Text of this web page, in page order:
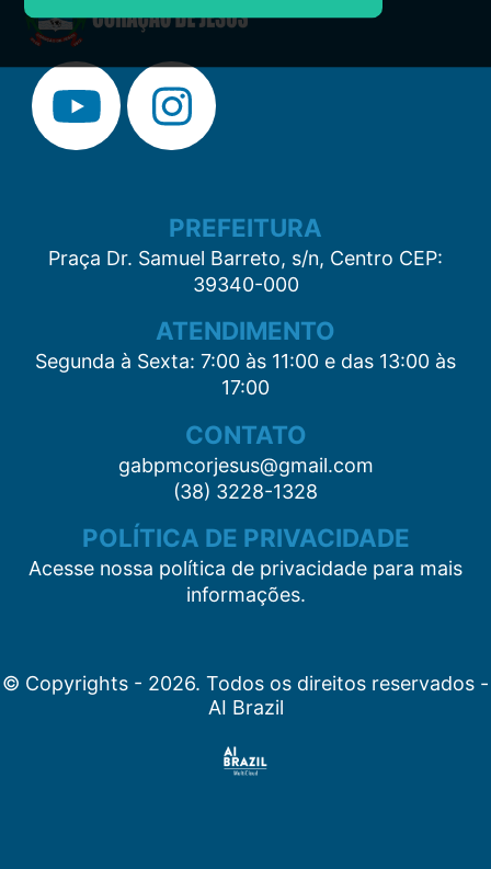
PREFEITURA
Praça Dr. Samuel Barreto, s/n, Centro CEP:
39340-000
ATENDIMENTO
Segunda à Sexta: 7:00 às 11:00 e das 13:00 às
17:00
CONTATO
gabpmcorjesus@gmail.com
(38) 3228-1328
POLÍTICA DE PRIVACIDADE
Acesse nossa política de privacidade para mais
informações.
© Copyrights - 2026. Todos os direitos reservados -
AI Brazil